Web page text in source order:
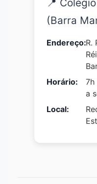
📍
(Barra
Endereço:R.
Horário:
7h
a
Local: